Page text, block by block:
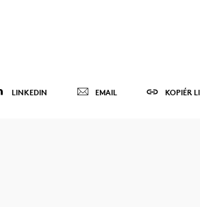
LINKEDIN EMAIL KOPIÉR